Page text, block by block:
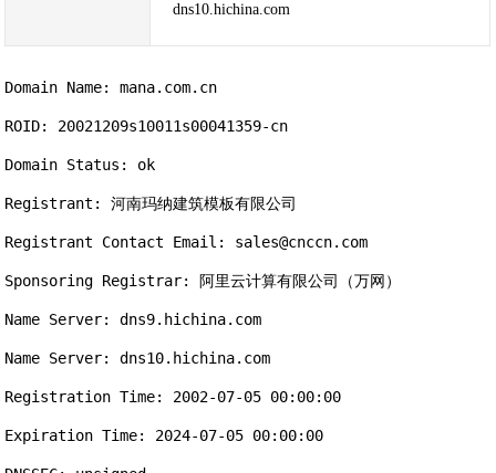
dns10.hichina.com
Domain Name: mana.com.cn
ROID: 20021209s10011s00041359-cn
Domain Status: ok
Registrant: 河南玛纳建筑模板有限公司
Registrant Contact Email: sales@cnccn.com
Sponsoring Registrar: 阿里云计算有限公司（万网）
Name Server: dns9.hichina.com
Name Server: dns10.hichina.com
Registration Time: 2002-07-05 00:00:00
Expiration Time: 2024-07-05 00:00:00